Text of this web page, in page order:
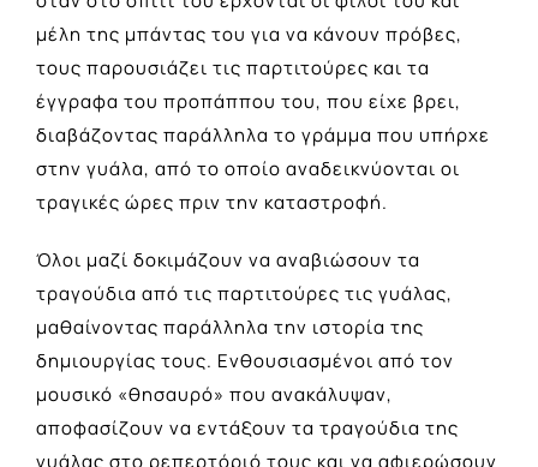
μέλη της μπάντας του για να κάνουν πρόβες,
τους παρουσιάζει τις παρτιτούρες και τα
έγγραφα του προπάππου του, που είχε βρει,
διαβάζοντας παράλληλα το γράμμα που υπήρχε
στην γυάλα, από το οποίο αναδεικνύονται οι
τραγικές ώρες πριν την καταστροφή.
Όλοι μαζί δοκιμάζουν να αναβιώσουν τα
τραγούδια από τις παρτιτούρες τις γυάλας,
μαθαίνοντας παράλληλα την ιστορία της
δημιουργίας τους. Ενθουσιασμένοι από τον
μουσικό «θησαυρό» που ανακάλυψαν,
αποφασίζουν να εντάξουν τα τραγούδια της
γυάλας στο ρεπερτόριό τους και να αφιερώσουν